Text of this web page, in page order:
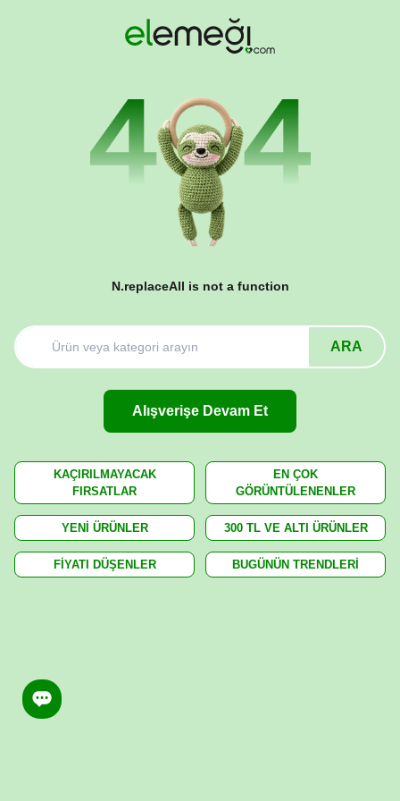
N.replaceAll is not a function
ARA
Alışverişe Devam Et
KAÇIRILMAYACAK
FIRSATLAR
EN ÇOK
GÖRÜNTÜLENENLER
YENİ ÜRÜNLER 300 TL VE ALTI ÜRÜNLER
FİYATI DÜŞENLER BUGÜNÜN TRENDLERİ